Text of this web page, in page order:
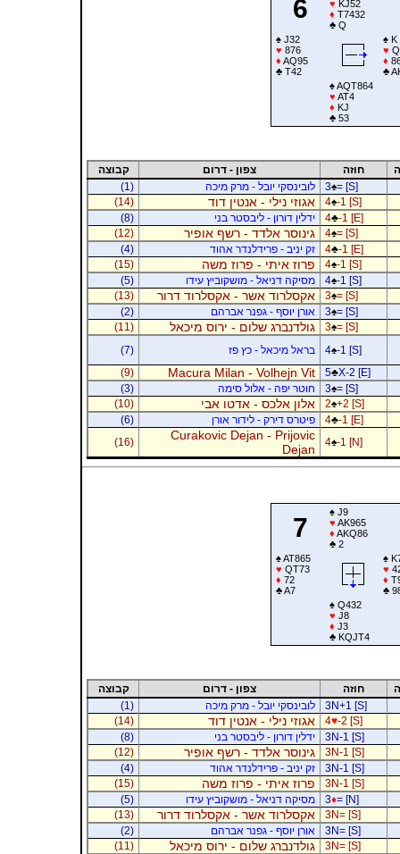
6 ♥ KJ52
♦ T7432
♣Q
♠J32
♥ 876
♦ AQ95
♣T42
♠K
♥
♦
♣
♠AQT864
♥ AT4
♦ KJ
♣53
חוזה צפון - דרום
קבוצה
3♠= [S] לובינסקי יובל - מרק מיכה
(1)
4♠-1 [S] אגוזי נילי - אנטין דוד
(14)
4♣-1 [E] ידלין דורון - ליבסטר בני
(8)
4♠= [S] גינוסר אלדד - רשף אופיר
(12)
4♣-1 [E] זק יניב - פרידלנדר אהוד
(4)
4♠-1 [S] פרוז איתי - פרוז משה
(15)
4♠-1 [S] מסיקה דניאל - מושקוביץ עידו
(5)
3♠= [S] אקסלרוד אשר - אקסלרוד דרור
(13)
3♠= [S] אורן יוסף - גפנר אברהם
(2)
3♠= [S] גולדנברג שלום - ירוס מיכאל
(11)
4♠-1 [S] בראל מיכאל - כץ פז
(7)
5♣X-2 [E]
Macura Milan - Volhejn Vit
(9)
3♠= [S] חוטר יפה - אלול סימה
(3)
2♠+2 [S] אלון אלכס - אדטו אבי
(10)
4♣-1 [E] פיטרס דירק - לידור אורן
(6)
4♠-1 [N]
Curakovic Dejan - Prijovic
Dejan
(16)
7
♠J9
♥ AK965
♦ AKQ86
♣2
♠AT865
♥ QT73
♦ 72
♣A7
♠
♥
♦
♣
♠Q432
♥ J8
♦ J3
♣KQJT4
חוזה צפון - דרום
קבוצה
3N+1 [S]
לובינסקי יובל - מרק מיכה
(1)
4♥-2 [S] אגוזי נילי - אנטין דוד
(14)
3N-1 [S]
ידלין דורון - ליבסטר בני
(8)
3N-1 [S]
גינוסר אלדד - רשף אופיר
(12)
3N-1 [S]
זק יניב - פרידלנדר אהוד
(4)
3N-1 [S]
פרוז איתי - פרוז משה
(15)
3♦= [N] מסיקה דניאל - מושקוביץ עידו
(5)
3N= [S]
אקסלרוד אשר - אקסלרוד דרור
(13)
3N= [S]
אורן יוסף - גפנר אברהם
(2)
3N= [S]
גולדנברג שלום - ירוס מיכאל
(11)